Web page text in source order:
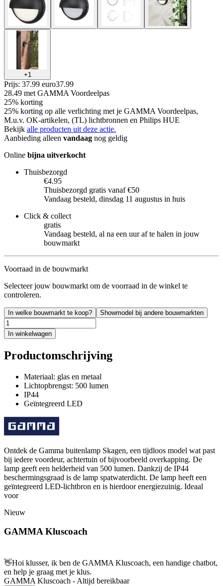
+1
Prijs: 37.99 euro37.99
28.49 met GAMMA Voordeelpas
25% korting
25% korting op alle verlichting met je GAMMA Voordeelpas,
M.u.v. OK-artikelen, (TL) lichtbronnen en Philips HUE
Bekijk alle producten uit deze actie.
Aanbieding alleen vandaag nog geldig
Online bijna uitverkocht
Thuisbezorgd
€4.95
Thuisbezorgd gratis vanaf €50
Vandaag besteld, dinsdag 11 augustus in huis
Click & collect
gratis
Vandaag besteld, al na een uur af te halen in jouw
bouwmarkt
Voorraad in de bouwmarkt
Selecteer jouw bouwmarkt om de voorraad in de winkel te
controleren.
In welke bouwmarkt te koop? Showmodel bij andere bouwmarkten
In winkelwagen
Productomschrijving
Materiaal: glas en metaal
Lichtopbrengst: 500 lumen
IP44
Geïntegreerd LED
Ontdek de Gamma buitenlamp Skagen, een tijdloos model wat past
bij iedere voordeur, achtertuin of bijvoorbeeld overkapping. De
lamp geeft een helderheid van 500 lumen. Dankzij de IP44
beschermingsgraad is de lamp spatwaterdicht. De lamp heeft een
geïntegreerd LED-lichtbron en is hierdoor energiezuinig. Ideaal
voor
Nieuw
GAMMA Kluscoach
👋Hoi klusser, ik ben de GAMMA Kluscoach, een handige chatbot,
en help je graag met je klus.
GAMMA Kluscoach - Altijd bereikbaar